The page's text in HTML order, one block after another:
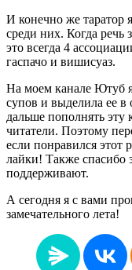
И конечно же таратор
среди них. Когда речь
это всегда 4
гаспачо и вишисуаз.
На моем канале Ютуб
супов и выделила ее
дальше пополнять эту
читатели. Поэтому
если понравился этот
лайки! Также спасибо
поддерживают.
А сегодня я с вами
замечательного лета!